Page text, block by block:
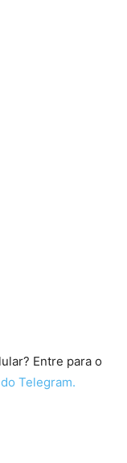
Entre para o
Telegram.